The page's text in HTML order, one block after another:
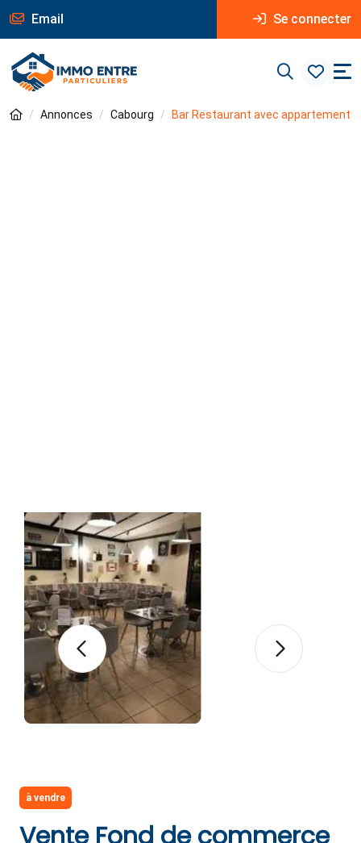
Email Se connecter
Annonces Cabourg Bar Restaurant avec appartement
à vendre